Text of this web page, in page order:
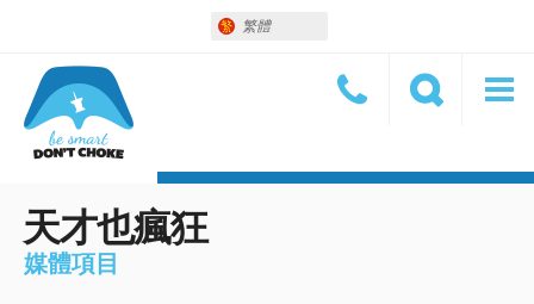
繁體
天才也瘋狂
媒體項目